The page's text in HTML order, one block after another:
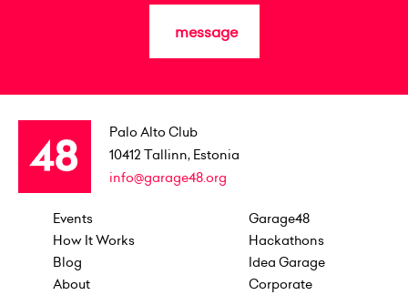
message
Palo Alto Club
10412 Tallinn, Estonia
info@garage48.org
Events
How It Works
Blog
About
Garage48
Hackathons
Idea Garage
Corporate